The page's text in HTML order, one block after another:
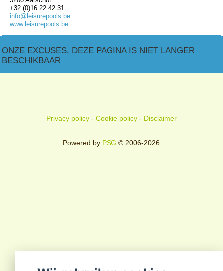
+32 (0)16 22 42 31
info@leisurepools.be
www.leisurepools.be
ONZE EXCUSES, DEZE PAGINA IS NIET LANGER
BESCHIKBAAR
Privacy policy- Cookie policy- Disclaimer
Powered by PSG © 2006-2026